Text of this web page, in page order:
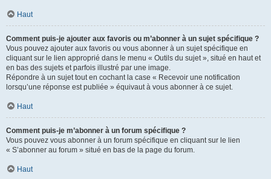
Haut
Comment puis-je ajouter aux favoris ou m’abonner à un sujet spécifique ?
Vous pouvez ajouter aux favoris ou vous abonner à un sujet spécifique en
cliquant sur le lien approprié dans le menu « Outils du sujet », situé en haut et
en bas des sujets et parfois illustré par une image.
Répondre à un sujet tout en cochant la case « Recevoir une notification
lorsqu’une réponse est publiée » équivaut à vous abonner à ce sujet.
Haut
Comment puis-je m’abonner à un forum spécifique ?
Vous pouvez vous abonner à un forum spécifique en cliquant sur le lien
« S’abonner au forum » situé en bas de la page du forum.
Haut